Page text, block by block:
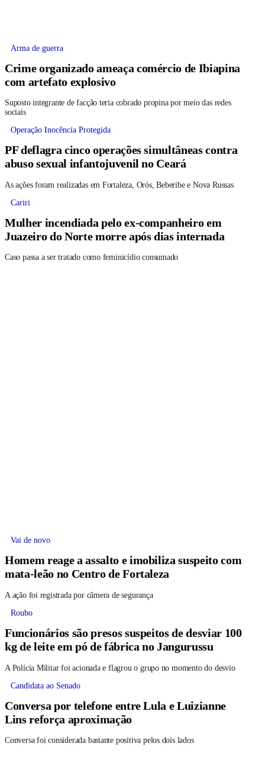
Arma de guerra
Crime organizado ameaça comércio de Ibiapina
com artefato explosivo
Suposto integrante de facção teria cobrado propina por meio das redes
sociais
Operação Inocência Protegida
PF deflagra cinco operações simultâneas contra
abuso sexual infantojuvenil no Ceará
As ações foram realizadas em Fortaleza, Orós, Beberibe e Nova Russas
Cariri
Mulher incendiada pelo ex-companheiro em
Juazeiro do Norte morre após dias internada
Caso passa a ser tratado como feminicídio consumado
Vai de novo
Homem reage a assalto e imobiliza suspeito com
mata-leão no Centro de Fortaleza
A ação foi registrada por câmera de segurança
Roubo
Funcionários são presos suspeitos de desviar 100
kg de leite em pó de fábrica no Jangurussu
A Polícia Militar foi acionada e flagrou o grupo no momento do desvio
Candidata ao Senado
Conversa por telefone entre Lula e Luizianne
Lins reforça aproximação
Conversa foi considerada bastante positiva pelos dois lados